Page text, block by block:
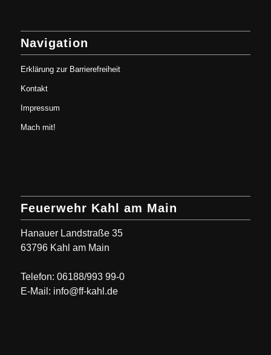
Navigation
Erklärung zur Barrierefreiheit
Kontakt
Impressum
Mach mit!
Feuerwehr Kahl am Main
Hanauer Landstraße 35
63796 Kahl am Main
Telefon: 06188/993 99-0
E-Mail: info@ff-kahl.de